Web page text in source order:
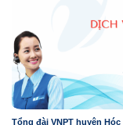
Tổng đài VNPT huyện